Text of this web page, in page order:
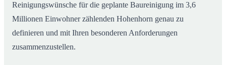
Reinigungswünsche für die geplante Baureinigung im 3,6
Millionen Einwohner zählenden Hohenhorn genau zu
definieren und mit Ihren besonderen Anforderungen
zusammenzustellen.